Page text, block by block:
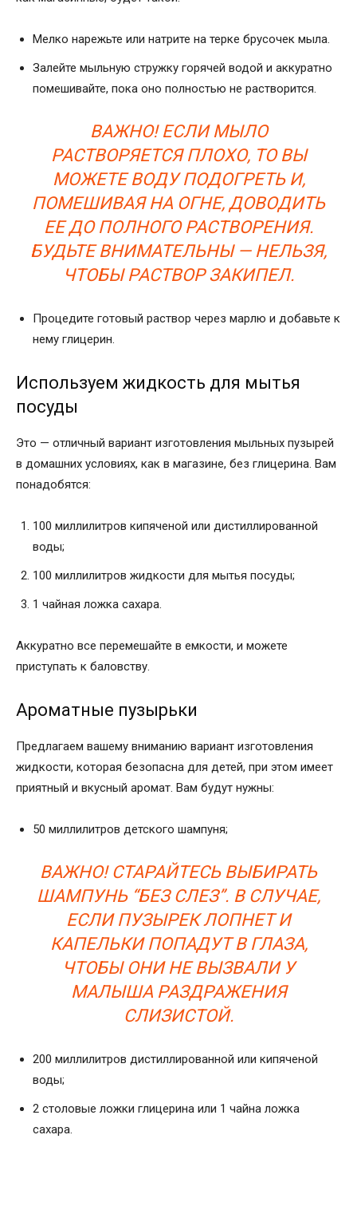
Мелко нарежьте или натрите на терке брусочек мыла.
Залейте мыльную стружку горячей водой и аккуратно
помешивайте, пока оно полностью не растворится.
ВАЖНО! ЕСЛИ МЫЛО
РАСТВОРЯЕТСЯ ПЛОХО, ТО ВЫ
МОЖЕТЕ ВОДУ ПОДОГРЕТЬ И,
ПОМЕШИВАЯ НА ОГНЕ, ДОВОДИТЬ
ЕЕ ДО ПОЛНОГО РАСТВОРЕНИЯ.
БУДЬТЕ ВНИМАТЕЛЬНЫ — НЕЛЬЗЯ,
ЧТОБЫ РАСТВОР ЗАКИПЕЛ.
Процедите готовый раствор через марлю и добавьте к
нему глицерин.
Используем жидкость для мытья
посуды
Это — отличный вариант изготовления мыльных пузырей
в домашних условиях, как в магазине, без глицерина. Вам
понадобятся:
100 миллилитров кипяченой или дистиллированной
воды;
100 миллилитров жидкости для мытья посуды;
1 чайная ложка сахара.
Аккуратно все перемешайте в емкости, и можете
приступать к баловству.
Ароматные пузырьки
Предлагаем вашему вниманию вариант изготовления
жидкости, которая безопасна для детей, при этом имеет
приятный и вкусный аромат. Вам будут нужны:
50 миллилитров детского шампуня;
ВАЖНО! СТАРАЙТЕСЬ ВЫБИРАТЬ
ШАМПУНЬ “БЕЗ СЛЕЗ”. В СЛУЧАЕ,
ЕСЛИ ПУЗЫРЕК ЛОПНЕТ И
КАПЕЛЬКИ ПОПАДУТ В ГЛАЗА,
ЧТОБЫ ОНИ НЕ ВЫЗВАЛИ У
МАЛЫША РАЗДРАЖЕНИЯ
СЛИЗИСТОЙ.
200 миллилитров дистиллированной или кипяченой
воды;
2 столовые ложки глицерина или 1 чайна ложка
сахара.